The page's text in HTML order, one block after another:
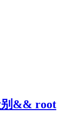
别&& root